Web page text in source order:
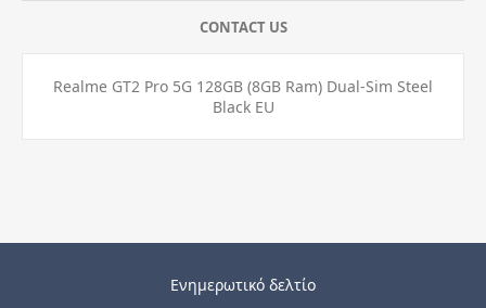
CONTACT US
Realme GT2 Pro 5G 128GB (8GB Ram) Dual-Sim Steel
Black EU
Ενημερωτικό δελτίο